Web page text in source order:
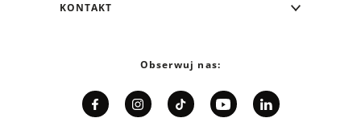
Klub Greenpoint
Współpraca
Zwrot/Wymiana
KONTAKT
Telefon: 12 287 07 07
Pn. - pt.: 8:00 - 15:00
Obserwuj nas: